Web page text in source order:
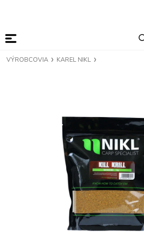
VÝROBCOVIA KAREL NIKL